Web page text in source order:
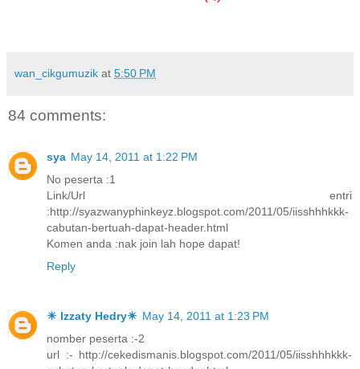
wan_cikgumuzik at 5:50 PM
84 comments:
sya May 14, 2011 at 1:22 PM
No peserta :1
Link/Url entri
:http://syazwanyphinkeyz.blogspot.com/2011/05/iisshhhkkk-
cabutan-bertuah-dapat-header.html
Komen anda :nak join lah hope dapat!
Reply
☀ Izzaty Hedry☀ May 14, 2011 at 1:23 PM
nomber peserta :-2
url :- http://cekedismanis.blogspot.com/2011/05/iisshhhkkk-